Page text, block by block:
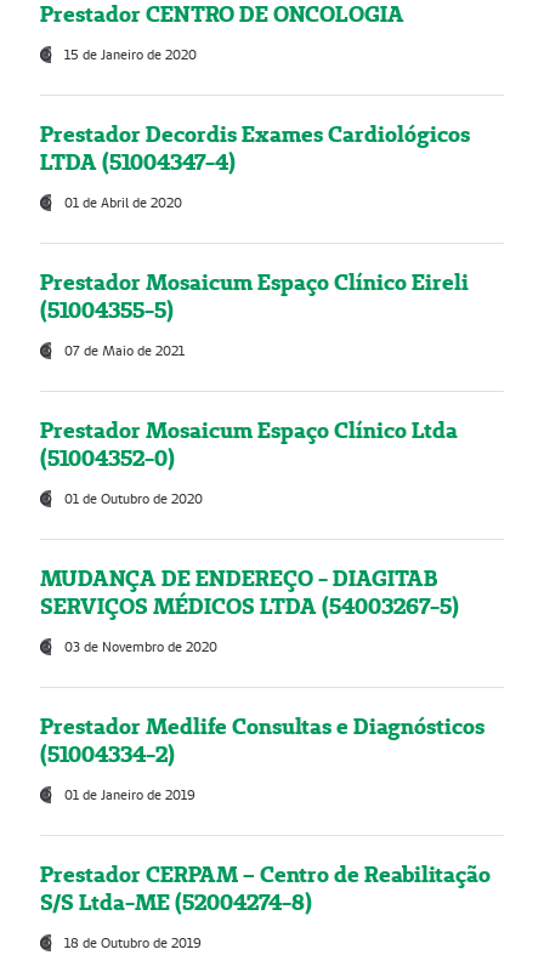
Prestador CENTRO DE ONCOLOGIA
15 de Janeiro de 2020
Prestador Decordis Exames Cardiológicos
LTDA (51004347-4)
01 de Abril de 2020
Prestador Mosaicum Espaço Clínico Eireli
(51004355-5)
07 de Maio de 2021
Prestador Mosaicum Espaço Clínico Ltda
(51004352-0)
01 de Outubro de 2020
MUDANÇA DE ENDEREÇO - DIAGITAB
SERVIÇOS MÉDICOS LTDA (54003267-5)
03 de Novembro de 2020
Prestador Medlife Consultas e Diagnósticos
(51004334-2)
01 de Janeiro de 2019
Prestador CERPAM – Centro de Reabilitação
S/S Ltda-ME (52004274-8)
18 de Outubro de 2019